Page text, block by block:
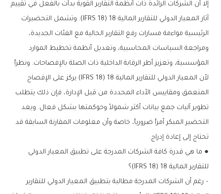
إلا أن الشركات الرائدة ذات أنظمة التقارير القوية بدأت بالفعل في تقييم
آثار المعيار الدولي للتقارير المالية 18 (IFRS 18). وتشمل التحضيرات
الرئيسية مواءمة مسارات رفع التقارير الحالية مع الفئات الجديدة،
ومراجعة السياسات المحاسبية، وتعديل أنظمة تخطيط الموارد
المؤسسية، وتعزيز أطر الرقابة الداخلية ذات الصلة بالإفصاحات. ونظراً
لأن المعيار الدولي للتقارير المالية 18 (IFRS 18) يركز على الإفصاح
المتعمق ومقاييس الأداء المحددة من قبل الإدارة، فإن ذلك يتطلب
تطوير آليات جمع بيانات أكثر شمولاً وحوكمتها بشكل فعال. ويعد
التحضير المبكر أمراً ضرورياً، خاصة وأن معلومات المقارنة السابقة قد
تحتاج إلى إعادة إدراج.
● ما هي قدرة كافة الشركات المدرجة على تطبيق المعيار الدولي
للتقارير المالية 18 (IFRS 18)؟
– رغم أن الشركات المدرجة مطالبة بتطبيق المعيار الدولي للتقارير